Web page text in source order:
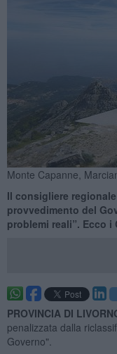
Monte Capanne,
Il consigliere
provvedimento del
problemi reali”. Ecco i
PROVINCIA DI
penalizzata dalla
Governo".